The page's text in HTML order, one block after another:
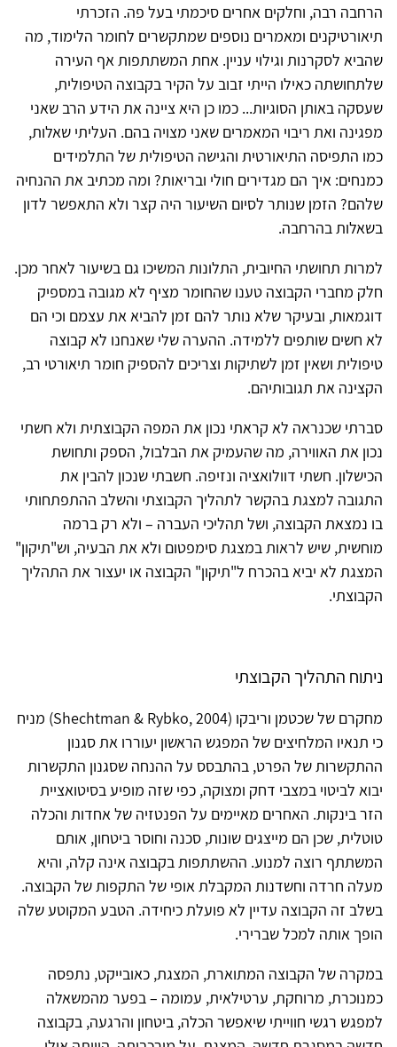
הרחבה רבה, וחלקים אחרים סיכמתי בעל פה. הזכרתי
תיאורטיקנים ומאמרים נוספים שמתקשרים לחומר הלימוד, מה
שהביא לסקרנות וגילוי עניין. אחת המשתתפות אף העירה
שלתחושתה כאילו הייתי זבוב על הקיר בקבוצה הטיפולית,
שעסקה באותן הסוגיות... כמו כן היא ציינה את הידע הרב שאני
מפגינה ואת ריבוי המאמרים שאני מצויה בהם. העליתי שאלות,
כמו התפיסה התיאורטית והגישה הטיפולית של התלמידים
כמנחים: איך הם מגדירים חולי ובריאות? ומה מכתיב את ההנחיה
שלהם? הזמן שנותר לסיום השיעור היה קצר ולא התאפשר לדון
בשאלות בהרחבה.
למרות תחושתי החיובית, התלונות המשיכו גם בשיעור לאחר מכן.
חלק מחברי הקבוצה טענו שהחומר מציף לא מגובה במספיק
דוגמאות, ובעיקר שלא נותר להם זמן להביא את עצמם וכי הם
לא חשים שותפים ללמידה. ההערה שלי שאנחנו לא קבוצה
טיפולית ושאין זמן לשתיקות וצריכים להספיק חומר תיאורטי רב,
הקצינה את תגובותיהם.
סברתי שכנראה לא קראתי נכון את המפה הקבוצתית ולא חשתי
נכון את האווירה, מה שהעמיק את הבלבול, הספק ותחושת
הכישלון. חשתי דוולואציה ונזיפה. חשבתי שנכון להבין את
התגובה למצגת בהקשר לתהליך הקבוצתי והשלב ההתפתחותי
בו נמצאת הקבוצה, ושל תהליכי העברה – ולא רק ברמה
מוחשית, שיש לראות במצגת סימפטום ולא את הבעיה, וש"תיקון"
המצגת לא יביא בהכרח ל"תיקון" הקבוצה או יעצור את התהליך
הקבוצתי.
ניתוח התהליך הקבוצתי
מחקרם של שכטמן וריבקו (Shechtman & Rybko, 2004) מניח
כי תנאיו המלחיצים של המפגש הראשון יעוררו את סגנון
ההתקשרות של הפרט, בהתבסס על ההנחה שסגנון התקשרות
יבוא לביטוי במצבי דחק ומצוקה, כפי שזה מופיע בסיטואציית
הזר בינקות. האחרים מאיימים על הפנטזיה של אחדות והכלה
טוטלית, שכן הם מייצגים שונות, סכנה וחוסר ביטחון, אותם
המשתתף רוצה למנוע. ההשתתפות בקבוצה אינה קלה, והיא
מעלה חרדה וחשדנות המקבלת אופי של התקפות של הקבוצה.
בשלב זה הקבוצה עדיין לא פועלת כיחידה. הטבע המקוטע שלה
הופך אותה למכל שברירי.
במקרה של הקבוצה המתוארת, המצגת, כאובייקט, נתפסה
כמנוכרת, מרוחקת, ערטילאית, עמומה – בפער מהמשאלה
למפגש רגשי חווייתי שיאפשר הכלה, ביטחון והרגעה, בקבוצה